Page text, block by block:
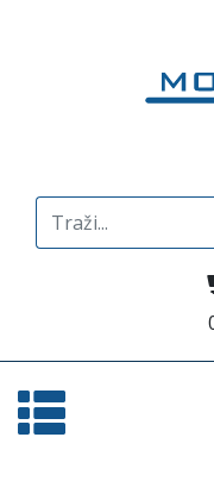
Search
for: